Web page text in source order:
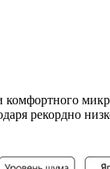
рекордно